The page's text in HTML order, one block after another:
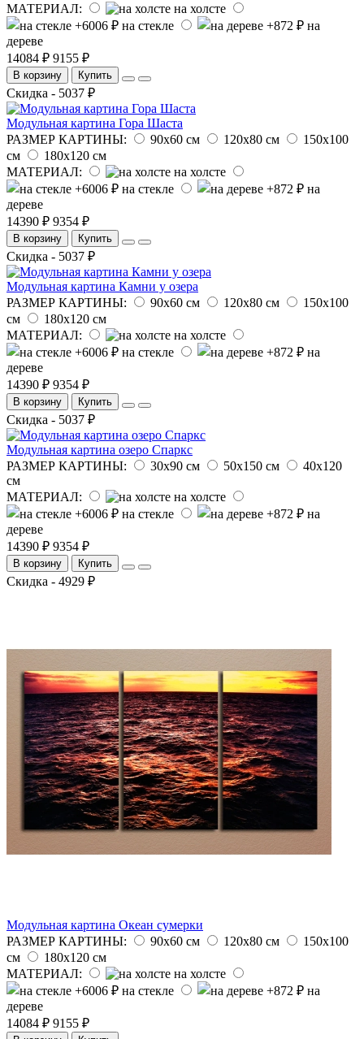
МАТЕРИАЛ:
на холсте
на стекле
на
дереве
14084 ₽ 9155 ₽
В корзину Купить
Скидка - 5037 ₽
Модульная картина Гора Шаста
РАЗМЕР КАРТИНЫ:
90х60 см 120х80 см
150х100
см
180х120 см
МАТЕРИАЛ:
на холсте
на стекле
на
дереве
14390 ₽ 9354 ₽
В корзину Купить
Скидка - 5037 ₽
Модульная картина Камни у озера
РАЗМЕР КАРТИНЫ:
90х60 см 120х80 см
150х100
см
180х120 см
МАТЕРИАЛ:
на холсте
на стекле
на
дереве
14390 ₽ 9354 ₽
В корзину Купить
Скидка - 5037 ₽
Модульная картина озеро Спаркс
РАЗМЕР КАРТИНЫ:
30х90 см 50х150 см
40х120
см
МАТЕРИАЛ:
на холсте
на стекле
на
дереве
14390 ₽ 9354 ₽
В корзину Купить
Скидка - 4929 ₽
Модульная картина Океан сумерки
РАЗМЕР КАРТИНЫ:
90х60 см 120х80 см
150х100
см
180х120 см
МАТЕРИАЛ:
на холсте
на стекле
на
дереве
14084 ₽ 9155 ₽